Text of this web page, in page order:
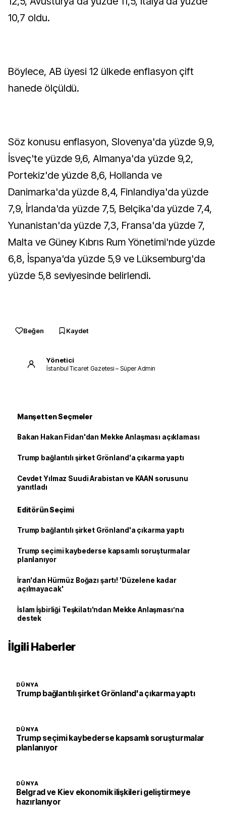
10,7 oldu.
Böylece, AB üyesi 12 ülkede enflasyon çift
hanede ölçüldü.
Söz konusu enflasyon, Slovenya'da yüzde 9,9,
İsveç'te yüzde 9,6, Almanya'da yüzde 9,2,
Portekiz'de yüzde 8,6, Hollanda ve
Danimarka'da yüzde 8,4, Finlandiya'da yüzde
7,9, İrlanda'da yüzde 7,5, Belçika'da yüzde 7,4,
Yunanistan'da yüzde 7,3, Fransa'da yüzde 7,
Malta ve Güney Kıbrıs Rum Yönetimi'nde yüzde
6,8, İspanya'da yüzde 5,9 ve Lüksemburg'da
yüzde 5,8 seviyesinde belirlendi.
Beğen Kaydet
Yönetici
İstanbul Ticaret Gazetesi – Süper Admin
Manşetten Seçmeler
Bakan Hakan Fidan'dan Mekke Anlaşması açıklaması
Trump bağlantılı şirket Grönland'a çıkarma yaptı
Cevdet Yılmaz Suudi Arabistan ve KAAN sorusunu
yanıtladı
Editörün Seçimi
Trump bağlantılı şirket Grönland'a çıkarma yaptı
Trump seçimi kaybederse kapsamlı soruşturmalar
planlanıyor
İran'dan Hürmüz Boğazı şartı! 'Düzelene kadar
açılmayacak'
İslam İşbirliği Teşkilatı'ndan Mekke Anlaşması’na
destek
İlgili Haberler
DÜNYA
Trump bağlantılı şirket Grönland'a çıkarma yaptı
DÜNYA
Trump seçimi kaybederse kapsamlı soruşturmalar
planlanıyor
DÜNYA
Belgrad ve Kiev ekonomik ilişkileri geliştirmeye
hazırlanıyor